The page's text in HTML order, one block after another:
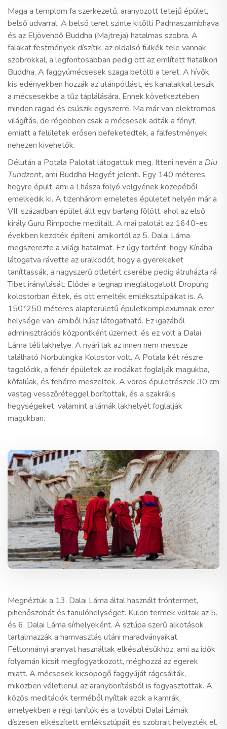
Maga a templom fa szerkezetű, aranyozott tetejű épület,
belső udvarral. A belső teret szinte kitölti Padmaszambhava
és az Eljövendő Buddha (Majtreja) hatalmas szobra. A
falakat festmények díszítik, az oldalsó fülkék tele vannak
szobrokkal, a legfontosabban pedig ott az említett fiatalkori
Buddha. A faggyúmécsesek szaga betölti a teret. A hívők
kis edényekben hozzák az utánpótlást, és kanalakkal teszik
a mécsesekbe a tűz táplálására. Ennek következtében
minden ragad és csúszik egyszerre. Ma már van elektromos
világítás, de régebben csak a mécsesek adták a fényt,
emiatt a felületek erősen befeketedtek, a falfestmények
nehezen kivehetők.
Délután a Potala Palotát látogattuk meg. Itteni nevén a Diu
Tundzent, ami Buddha Hegyét jelenti. Egy 140 méteres
hegyre épült, ami a Lhásza folyó völgyének közepéből
emelkedik ki. A tizenhárom emeletes épületet helyén már a
VII. században épület állt egy barlang fölött, ahol az első
király Guru Rimpoche meditált. A mai palotát az 1640-es
években kezdték építeni, amikortól az 5. Dalai Láma
megszerezte a világi hatalmat. Ez úgy történt, hogy Kínába
látogatva rávette az uralkodót, hogy a gyerekeket
taníttassák, a nagyszerű ötletért cserébe pedig átruházta rá
Tibet irányítását. Elődei a tegnap meglátogatott Dropung
kolostorban éltek, és ott emelték emléksztúpáikat is. A
150*250 méteres alapterületű épületkomplexumnak ezer
helysége van, amiből húsz látogatható. Ez igazából
adminisztrációs központként üzemelt, és ez volt a Dalai
Láma téli lakhelye. A nyári lak az innen nem messze
található Norbulingka Kolostor volt. A Potala két részre
tagolódik, a fehér épületek az irodákat foglalják magukba,
kőfalúak, és fehérre meszeltek. A vörös épületrészek 30 cm
vastag vesszőréteggel borítottak, és a szakrális
hegységeket, valamint a lámák lakhelyét foglalják
magukban.
Megnéztük a 13. Dalai Láma által használt tróntermet,
pihenőszobát és tanulóhelységet. Külön termek voltak az 5.
és 6. Dalai Láma sírhelyeként. A sztúpa szerű alkotások
tartalmazzák a hamvasztás utáni maradványaikat.
Féltonnányi aranyat használtak elkészítésükhöz, ami az idők
folyamán kicsit megfogyatkozott, méghozzá az egerek
miatt. A mécsesek kicsöpögő faggyúját rágcsálták,
miközben véletlenül az aranyborításból is fogyasztottak. A
közös meditációk terméből nyíltak azok a kamrák,
amelyekben a régi tanítók és a további Dalai Lámák
díszesen elkészített emléksztúpáit és szobrait helyezték el.